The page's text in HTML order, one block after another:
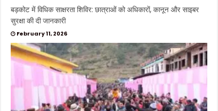
बड़कोट में विधिक साक्षरता शिविर: छात्राओं को अधिकारों, कानून और साइबर
सुरक्षा की दी जानकारी
February 11, 2026